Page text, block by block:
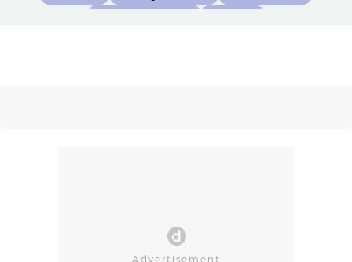
Perangkat Layar Pintar Hut Ri Ke-80